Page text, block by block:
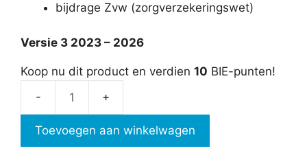
bijdrage Zvw (zorgverzekeringswet)
Versie 3 2023 – 2026
Koop nu dit product en verdien 10 BIE-punten!
aantal
Toevoegen aan winkelwagen